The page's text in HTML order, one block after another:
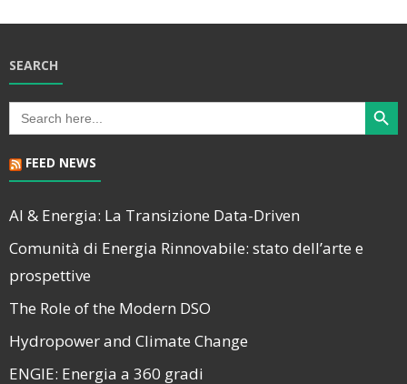
SEARCH
Search
for:
Search
FEED NEWS
AI & Energia: La Transizione Data-Driven
Comunità di Energia Rinnovabile: stato dell’arte e
prospettive
The Role of the Modern DSO
Hydropower and Climate Change
ENGIE: Energia a 360 gradi